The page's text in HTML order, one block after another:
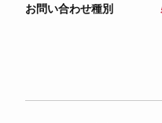
お問い合わせ種別